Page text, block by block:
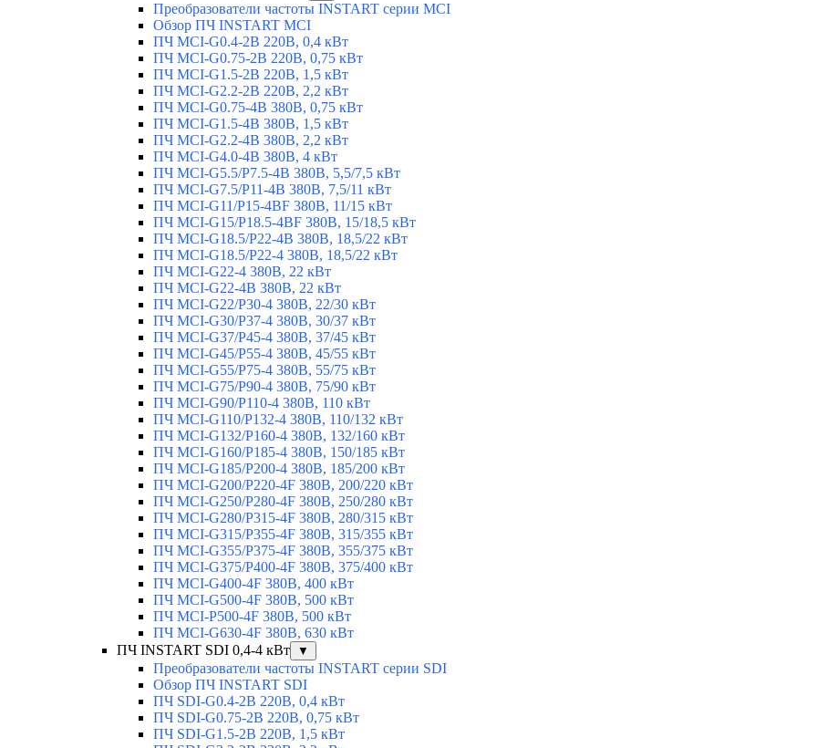
Преобразователи частоты INSTART серии MCI
Обзор ПЧ INSTART MCI
ПЧ MCI-G0.4-2B 220В, 0,4 кВт
ПЧ MCI-G0.75-2B 220В, 0,75 кВт
ПЧ MCI-G1.5-2B 220В, 1,5 кВт
ПЧ MCI-G2.2-2B 220В, 2,2 кВт
ПЧ MCI-G0.75-4B 380В, 0,75 кВт
ПЧ MCI-G1.5-4B 380В, 1,5 кВт
ПЧ MCI-G2.2-4B 380В, 2,2 кВт
ПЧ MCI-G4.0-4B 380В, 4 кВт
ПЧ MCI-G5.5/Р7.5-4B 380В, 5,5/7,5 кВт
ПЧ MCI-G7.5/P11-4B 380В, 7,5/11 кВт
ПЧ MCI-G11/P15-4BF 380В, 11/15 кВт
ПЧ MCI-G15/P18.5-4BF 380В, 15/18,5 кВт
ПЧ MCI-G18.5/P22-4B 380В, 18,5/22 кВт
ПЧ MCI-G18.5/P22-4 380В, 18,5/22 кВт
ПЧ MCI-G22-4 380В, 22 кВт
ПЧ MCI-G22-4B 380В, 22 кВт
ПЧ MCI-G22/P30-4 380В, 22/30 кВт
ПЧ MCI-G30/P37-4 380В, 30/37 кВт
ПЧ MCI-G37/P45-4 380В, 37/45 кВт
ПЧ MCI-G45/P55-4 380В, 45/55 кВт
ПЧ MCI-G55/P75-4 380В, 55/75 кВт
ПЧ MCI-G75/P90-4 380В, 75/90 кВт
ПЧ MCI-G90/P110-4 380В, 110 кВт
ПЧ MCI-G110/P132-4 380В, 110/132 кВт
ПЧ MCI-G132/P160-4 380В, 132/160 кВт
ПЧ MCI-G160/P185-4 380В, 150/185 кВт
ПЧ MCI-G185/P200-4 380В, 185/200 кВт
ПЧ MCI-G200/P220-4F 380В, 200/220 кВт
ПЧ MCI-G250/P280-4F 380В, 250/280 кВт
ПЧ MCI-G280/P315-4F 380В, 280/315 кВт
ПЧ MCI-G315/P355-4F 380В, 315/355 кВт
ПЧ MCI-G355/P375-4F 380В, 355/375 кВт
ПЧ MCI-G375/P400-4F 380В, 375/400 кВт
ПЧ MCI-G400-4F 380В, 400 кВт
ПЧ MCI-G500-4F 380В, 500 кВт
ПЧ MCI-P500-4F 380В, 500 кВт
ПЧ MCI-G630-4F 380В, 630 кВт
ПЧ INSTART SDI 0,4-4 кВт
▼
Преобразователи частоты INSTART серии SDI
Обзор ПЧ INSTART SDI
ПЧ SDI-G0.4-2B 220В, 0,4 кВт
ПЧ SDI-G0.75-2B 220В, 0,75 кВт
ПЧ SDI-G1.5-2B 220В, 1,5 кВт